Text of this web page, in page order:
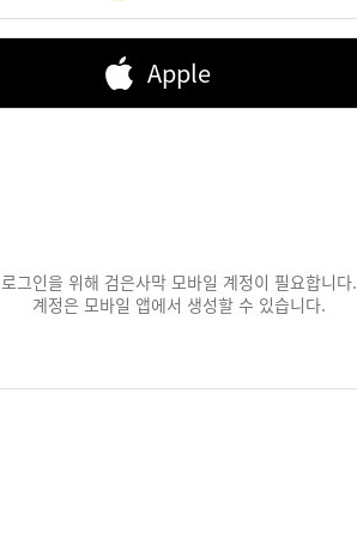
Apple
로그인을 위해 검은사막 모바일 계정이 필요합니다.
계정은 모바일 앱에서 생성할 수 있습니다.